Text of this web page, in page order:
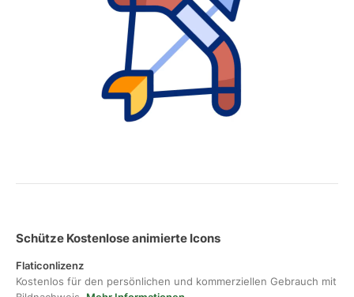
Schütze Kostenlose animierte Icons
Flaticonlizenz
Kostenlos für den persönlichen und kommerziellen Gebrauch mit